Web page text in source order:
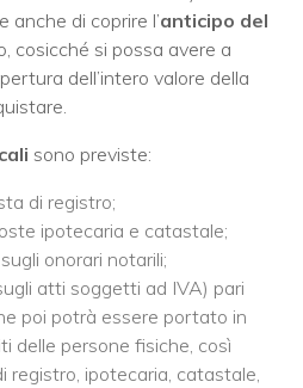
anche di coprire l’anticipo del
cosicché si possa avere a
dell’intero valore della
sono previste:
di registro;
ipotecaria e catastale;
onorari notarili;
atti soggetti ad IVA) pari
poi potrà essere portato in
delle persone fisiche, così
registro, ipotecaria, catastale,